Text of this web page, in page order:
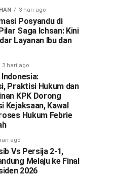
3 hari ago
Posyandu di
Saga Ichsan: Kini
Layanan Ibu dan
3 hari ago
Praktisi Hukum dan
KPK Dorong
Kejaksaan, Kawal
Hukum Febrie
ago
Vs Persija 2-1,
Melaju ke Final
2026